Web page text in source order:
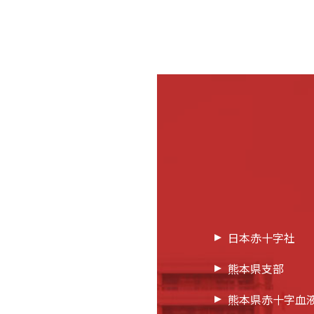
日本赤十字社
熊本県支部
熊本県赤十字血